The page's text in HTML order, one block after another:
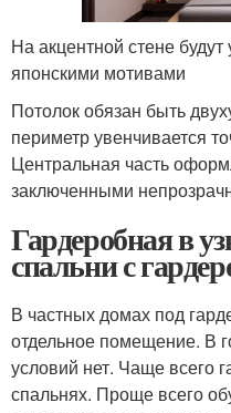
На акцентной стене
японскими мотивами
Потолок обязан быть
периметр увенчивается
Центральная часть
заключенными
Гардеробная в
спальни с
В частных домах под
отдельное помещение. В
условий нет. Чаще всего
спальнях. Проще всего